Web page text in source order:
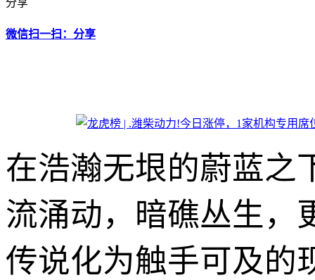
分享
微信扫一扫：分享
在浩瀚无垠的蔚蓝之
流涌动，暗礁丛生，
传说化为触手可及的